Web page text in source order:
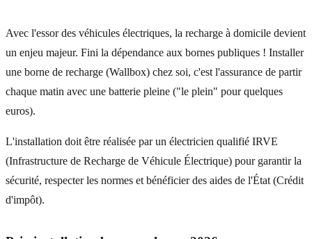
Avec l'essor des véhicules électriques, la recharge à domicile devient
un enjeu majeur. Fini la dépendance aux bornes publiques ! Installer
une borne de recharge (Wallbox) chez soi, c'est l'assurance de partir
chaque matin avec une batterie pleine ("le plein" pour quelques
euros).
L'installation doit être réalisée par un électricien qualifié IRVE
(Infrastructure de Recharge de Véhicule Électrique) pour garantir la
sécurité, respecter les normes et bénéficier des aides de l'État (Crédit
d'impôt).